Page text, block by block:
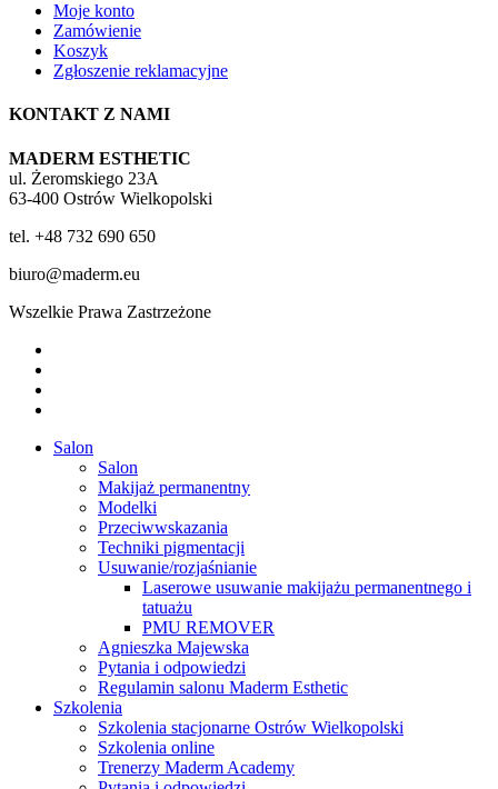
Moje konto
Zamówienie
Koszyk
Zgłoszenie reklamacyjne
KONTAKT Z NAMI
MADERM ESTHETIC
ul. Żeromskiego 23A
63-400 Ostrów Wielkopolski
tel. +48 732 690 650
biuro@maderm.eu
Wszelkie Prawa Zastrzeżone
Close
Salon
Salon
Makijaż permanentny
Modelki
Przeciwwskazania
Techniki pigmentacji
Usuwanie/rozjaśnianie
Laserowe usuwanie makijażu permanentnego i
tatuażu
PMU REMOVER
Agnieszka Majewska
Pytania i odpowiedzi
Regulamin salonu Maderm Esthetic
Szkolenia
Szkolenia stacjonarne Ostrów Wielkopolski
Szkolenia online
Trenerzy Maderm Academy